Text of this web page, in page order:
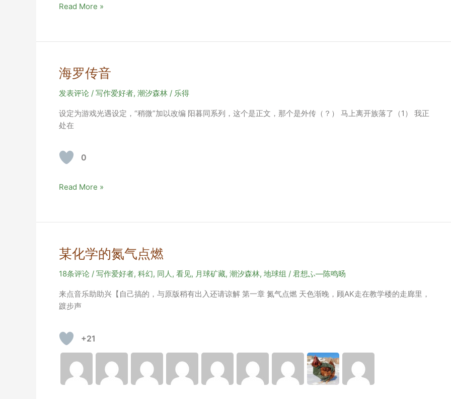
自
题
作
品
初
修
改
务
Read More »
海罗传音
发表评论 / 写作爱好者, 潮汐森林 / 乐得
设定为游戏光遇设定，“稍微”加以改编 阳暮同系列，这个是正文，那个是外传（？） 马上离开族落了（1） 我正
处在
0
海
音
Read More »
某化学的氮气点燃
18条评论 / 写作爱好者, 科幻, 同人, 看见, 月球矿藏, 潮汐森林, 地球组 / 君想ふ—陈鸣旸
来点音乐助助兴【自己搞的，与原版稍有出入还请谅解 第一章 氮气点燃 天色渐晚，顾AK走在教学楼的走廊里，
踱步声
+21